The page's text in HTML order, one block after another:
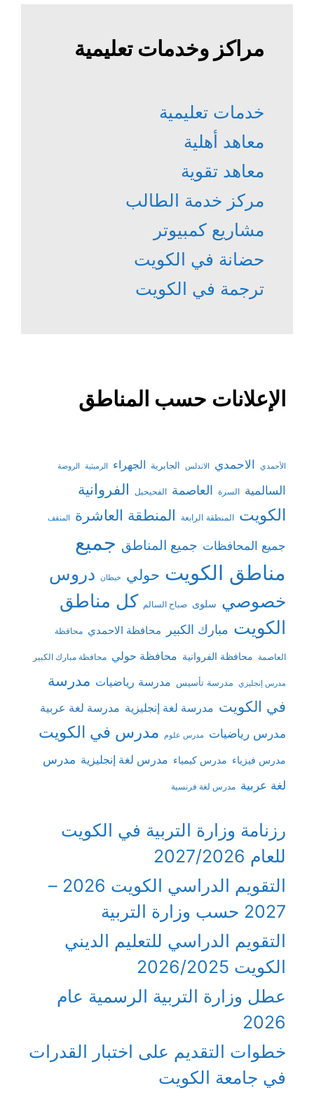
مراكز وخدمات تعليمية
خدمات تعليمية
معاهد أهلية
معاهد تقوية
مركز خدمة الطالب
مشاريع كمبيوتر
حضانة في الكويت
ترجمة في الكويت
الإعلانات حسب المناطق
الأحمدي الاحمدي الاندلس الجابرية الجهراء الرميثية الروضة
السالمية السرة العاصمة الفحيحيل الفروانية
الكويت المنطقة الرابعة المنطقة العاشرة المنقف
جميع المحافظات جميع المناطق جميع
مناطق الكويت حولي خيطان دروس
خصوصي سلوى صباح السالم كل مناطق
الكويت مبارك الكبير محافظة الاحمدي محافظة
العاصمة محافظة الفروانية محافظة حولي محافظة مبارك الكبير
مدرس إنجليزي مدرسة تأسيس مدرسة رياضيات مدرسة
في الكويت مدرسة لغة إنجليزية مدرسة لغة عربية
مدرس رياضيات مدرس علوم مدرس في الكويت
مدرس فيزياء مدرس كيمياء مدرس لغة إنجليزية مدرس
لغة عربية مدرس لغة فرنسية
رزنامة وزارة التربية في الكويت
للعام 2027/2026
التقويم الدراسي الكويت 2026 –
2027 حسب وزارة التربية
التقويم الدراسي للتعليم الديني
الكويت 2026/2025
عطل وزارة التربية الرسمية عام
2026
خطوات التقديم على اختبار القدرات
في جامعة الكويت